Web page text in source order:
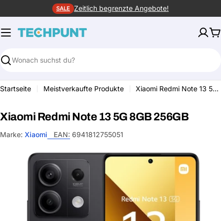
Inhalt
springen
SALE Zeitlich begrenzte Angebote!
Suchen
Startseite Meistverkaufte Produkte Xiaomi Redmi Note 13 5G 8GB 256GB
Xiaomi Redmi Note 13 5G 8GB 256GB
Marke: Xiaomi EAN: 6941812755051